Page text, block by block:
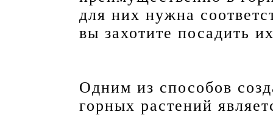
для них нужна
вы захотите посадить
Одним из способов
горных растений